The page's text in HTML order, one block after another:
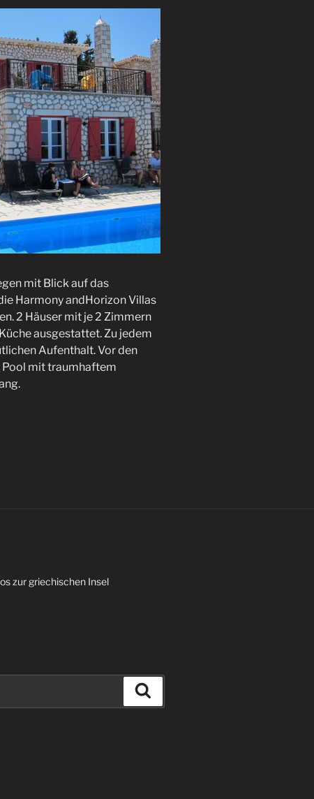
mit Blick auf das
Harmony andHorizon Villas
2 Häuser mit je 2 Zimmern
ausgestattet. Zu jedem
Aufenthalt. Vor den
Pool mit traumhaftem
zur griechischen Insel